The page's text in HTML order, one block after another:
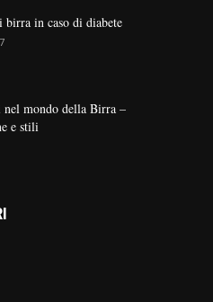
birra in caso di diabete
nel mondo della Birra –
e stili